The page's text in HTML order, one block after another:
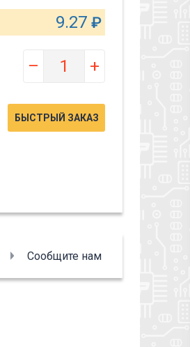
9.27 ₽
– +
БЫСТРЫЙ ЗАКАЗ
Сообщите нам